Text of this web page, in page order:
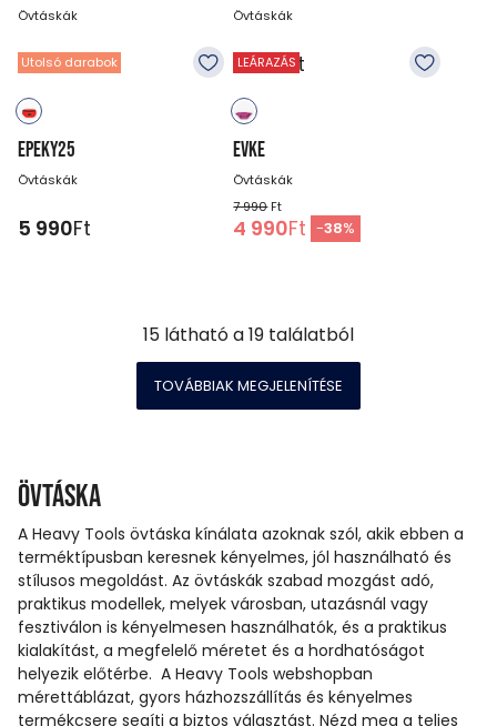
Övtáskák
8 990Ft
Övtáskák
3 990Ft
Utolsó darabok
EPEKY25
Övtáskák
5 990Ft
LEÁRAZÁS
EVKE
Övtáskák
7 990Ft
4 990Ft -38%
15 látható a19 találatból
TOVÁBBIAK MEGJELENÍTÉSE
Övtáska
A Heavy Tools övtáska kínálata azoknak szól, akik ebben a
terméktípusban keresnek kényelmes, jól használható és
stílusos megoldást. Az övtáskák szabad mozgást adó,
praktikus modellek, melyek városban, utazásnál vagy
fesztiválon is kényelmesen használhatók, és a praktikus
kialakítást, a megfelelő méretet és a hordhatóságot
helyezik előtérbe. A Heavy Tools webshopban
mérettáblázat, gyors házhozszállítás és kényelmes
termékcsere segíti a biztos választást. Nézd meg a teljes